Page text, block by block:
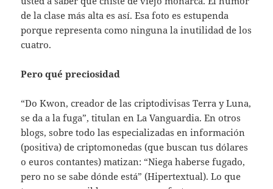
de la clase más alta es así. Esa foto es estupenda
porque representa como ninguna la inutilidad de los
cuatro.
Pero qué preciosidad
“Do Kwon, creador de las criptodivisas Terra y Luna,
se da a la fuga”, titulan en La Vanguardia. En otros
blogs, sobre todo las especializadas en información
(positiva) de criptomonedas (que buscan tus dólares
o euros contantes) matizan: “Niega haberse fugado,
pero no se sabe dónde está” (Hipertextual). Lo que